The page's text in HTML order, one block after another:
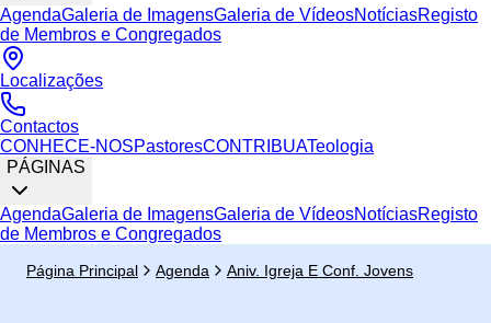
AgendaGaleria de ImagensGaleria de VídeosNotíciasRegisto
de Membros e Congregados
Localizações
Contactos
CONHECE-NOSPastoresCONTRIBUATeologia
PÁGINAS
AgendaGaleria de ImagensGaleria de VídeosNotíciasRegisto
de Membros e Congregados
Página Principal Agenda Aniv. Igreja E Conf. Jovens